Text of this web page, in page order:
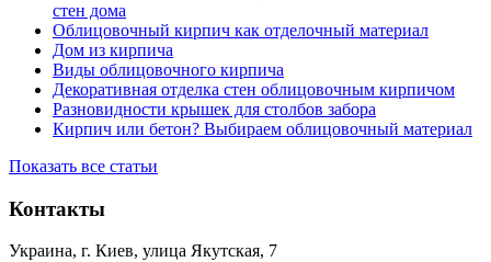
стен дома
Облицовочный кирпич как отделочный материал
Дом из кирпича
Виды облицовочного кирпича
Декоративная отделка стен облицовочным кирпичом
Разновидности крышек для столбов забора
Кирпич или бетон? Выбираем облицовочный материал
Показать все статьи
Контакты
Украина, г. Киев, улица Якутская, 7